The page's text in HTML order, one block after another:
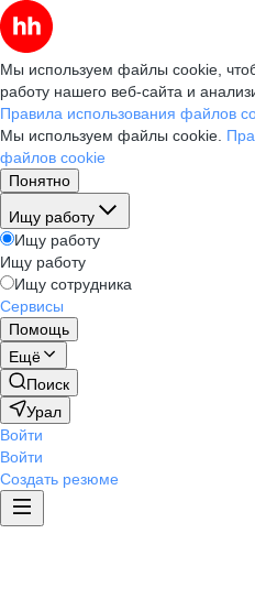
Мы используем файлы cookie,
работу нашего веб-сайта и
Правила использования файлов
Мы используем файлы cookie.
файлов cookie
Понятно
Ищу работу
Ищу работу
Ищу работу
Ищу сотрудника
Сервисы
Помощь
Ещё
Поиск
Урал
Войти
Войти
Создать резюме